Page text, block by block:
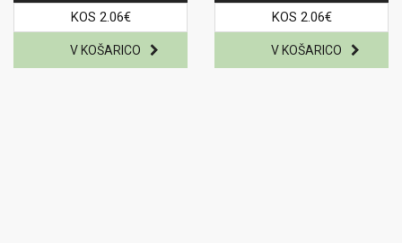
KOS 2.06€ KOS 2.06€